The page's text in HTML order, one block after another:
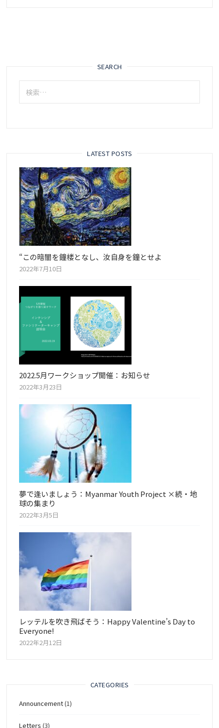
SEARCH
検
索:
LATEST POSTS
“この暗闇を鐘楼となし、汝自身を鐘とせよ
2022年7月10日
2022.5月ワークショップ開催：お知らせ
2022年3月23日
夢で逢いましょう：Myanmar Youth Project ×続・地
球の集まり
2022年3月5日
レッテルを吹き飛ばそう：Happy Valentine’s Day to
Everyone!
2022年2月12日
CATEGORIES
Announcement(1)
Letters (3)